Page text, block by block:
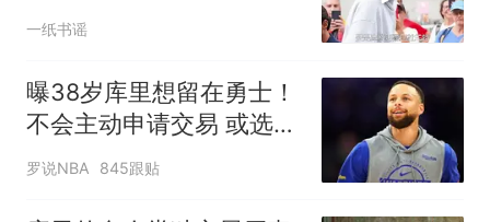
2.0要来了
一纸书谣
曝38岁库里想留在勇士！
不会主动申请交易 或选择
降薪帮助球队
罗说NBA 845跟贴